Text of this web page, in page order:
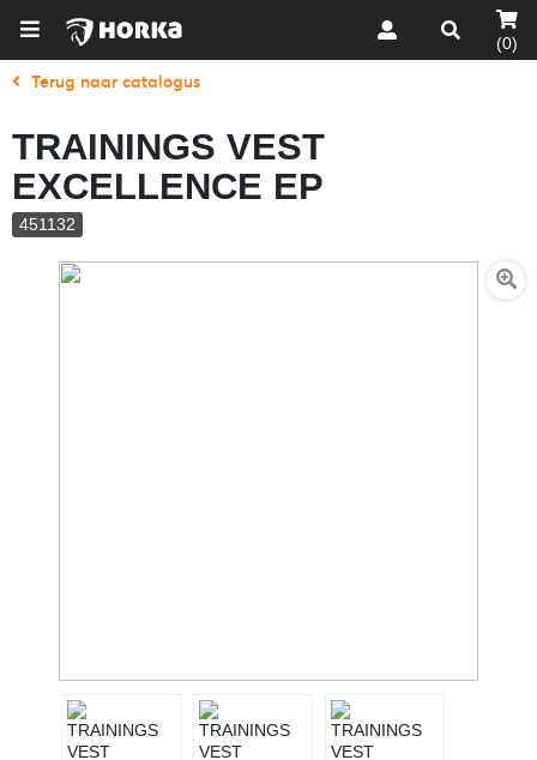
(0)
Terug naar catalogus
TRAININGS VEST
EXCELLENCE EP
451132